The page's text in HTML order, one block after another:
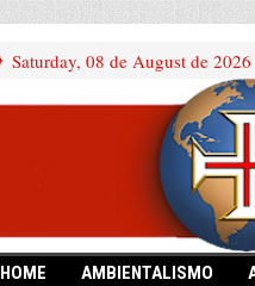
Saturday, 08 de August de 2026
HOME AMBIENTALISMO